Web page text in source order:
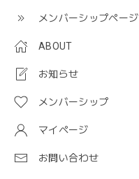
メンバーシップページ
ABOUT
お知らせ
メンバーシップ
マイページ
お問い合わせ